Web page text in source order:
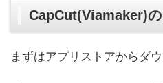
CapCut(Viamaker)
まずはアプリストアからダ